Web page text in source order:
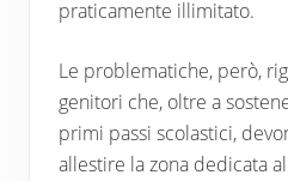
praticamente illimitato.
Le problematiche, però,
genitori che, oltre a
primi passi scolastici,
allestire la zona dedicata